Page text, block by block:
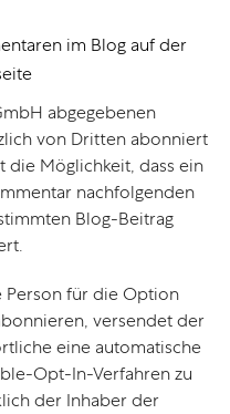
im Blog auf der
abgegebenen
von Dritten abonniert
Möglichkeit, dass ein
nachfolgenden
Blog-Beitrag
für die Option
versendet der
eine automatische
Opt-In-Verfahren zu
der Inhaber der